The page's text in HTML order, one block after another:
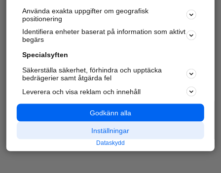
Använda exakta uppgifter om geografisk
positionering
Identifiera enheter baserat på information som aktivt
begärs
Specialsyften
Säkerställa säkerhet, förhindra och upptäcka
bedrägerier samt åtgärda fel
Leverera och visa reklam och innehåll
Godkänn alla
Inställningar
Dataskydd